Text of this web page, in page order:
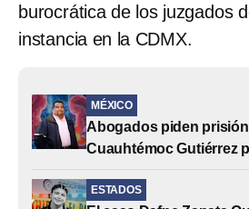
burocrática de los juzgados
instancia en la CDMX.
MÉXICO
Abogados piden
Cuauhtémoc Gutiérrez
ESTADOS